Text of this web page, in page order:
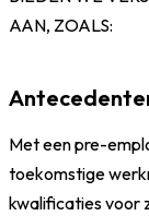
AAN, ZOALS:
Met een pre-
toekomstige
kwalificaties voor